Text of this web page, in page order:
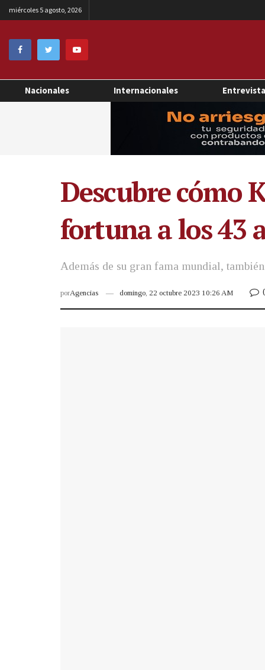
miércoles 5 agosto, 2026
Nacionales Internacionales
Descubre cómo
fortuna a los 43
Además de su gran fama mundial,
porAgencias domingo, 22 octubre 2023 10:26 AM